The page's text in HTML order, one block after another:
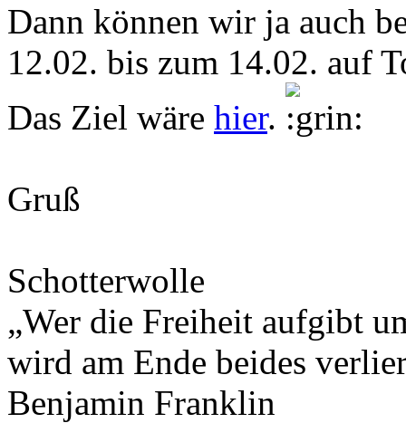
Dann können wir ja auch
12.02. bis zum 14.02. auf
Das Ziel wäre hier.
Gruß
Schotterwolle
„Wer die Freiheit aufgibt
wird am Ende beides
Benjamin Franklin